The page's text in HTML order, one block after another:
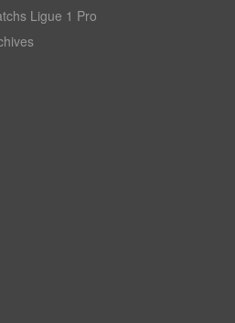
Ligue 1 Pro